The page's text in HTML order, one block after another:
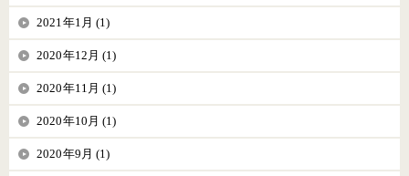
2021年1月 (1)
2020年12月 (1)
2020年11月 (1)
2020年10月 (1)
2020年9月 (1)